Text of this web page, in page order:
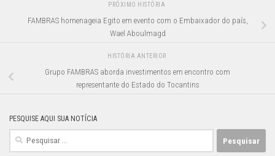
PRÓXIMO HISTÓRIA
FAMBRAS homenageia Egito em evento com o Embaixador do país,
Wael Aboulmagd
HISTÓRIA ANTERIOR
Grupo FAMBRAS aborda investimentos em encontro com
representante do Estado do Tocantins
PESQUISE AQUI SUA NOTÍCIA
Pesquisar